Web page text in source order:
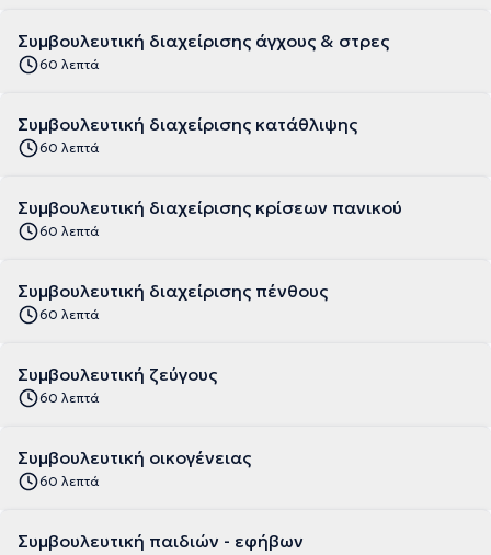
Συμβουλευτική διαχείρισης άγχους & στρες
60 λεπτά
Συμβουλευτική διαχείρισης κατάθλιψης
60 λεπτά
Συμβουλευτική διαχείρισης κρίσεων πανικού
60 λεπτά
Συμβουλευτική διαχείρισης πένθους
60 λεπτά
Συμβουλευτική ζεύγους
60 λεπτά
Συμβουλευτική οικογένειας
60 λεπτά
Συμβουλευτική παιδιών - εφήβων